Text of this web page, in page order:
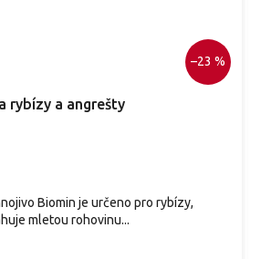
–23 %
rybízy a angrešty
Biomin je určeno pro rybízy,
mletou rohovinu...